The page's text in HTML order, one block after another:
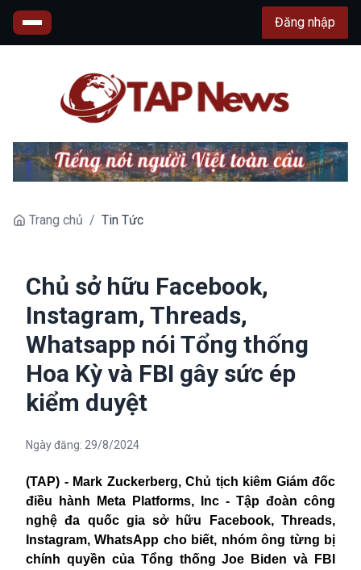
Đăng nhập
Trang chủ / Tin Tức
Chủ sở hữu Facebook,
Instagram, Threads,
Whatsapp nói Tổng thống
Hoa Kỳ và FBI gây sức ép
kiểm duyệt
Ngày đăng: 29/8/2024
(TAP) - Mark Zuckerberg, Chủ tịch kiêm Giám đốc
điều hành Meta Platforms, Inc - Tập đoàn công
nghệ đa quốc gia sở hữu Facebook, Threads,
Instagram, WhatsApp cho biết, nhóm ông từng bị
chính quyền của Tổng thống Joe Biden và FBI